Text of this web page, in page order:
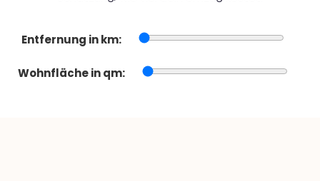
Entfernung in km:
Wohnfläche in qm: